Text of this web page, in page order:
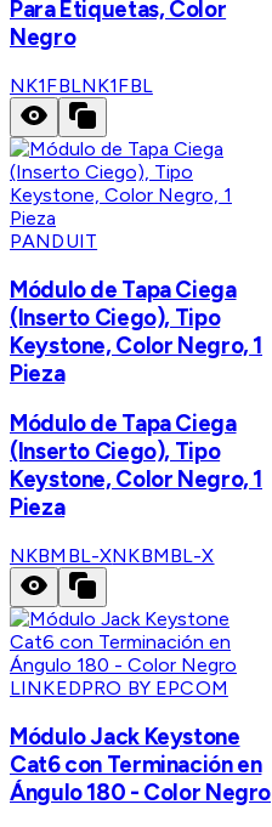
Para Etiquetas, Color
Negro
NK1FBLNK1FBL
PANDUIT
Módulo de Tapa Ciega
(Inserto Ciego), Tipo
Keystone, Color Negro, 1
Pieza
Módulo de Tapa Ciega
(Inserto Ciego), Tipo
Keystone, Color Negro, 1
Pieza
NKBMBL-XNKBMBL-X
LINKEDPRO BY EPCOM
Módulo Jack Keystone
Cat6 con Terminación en
Ángulo 180 - Color Negro